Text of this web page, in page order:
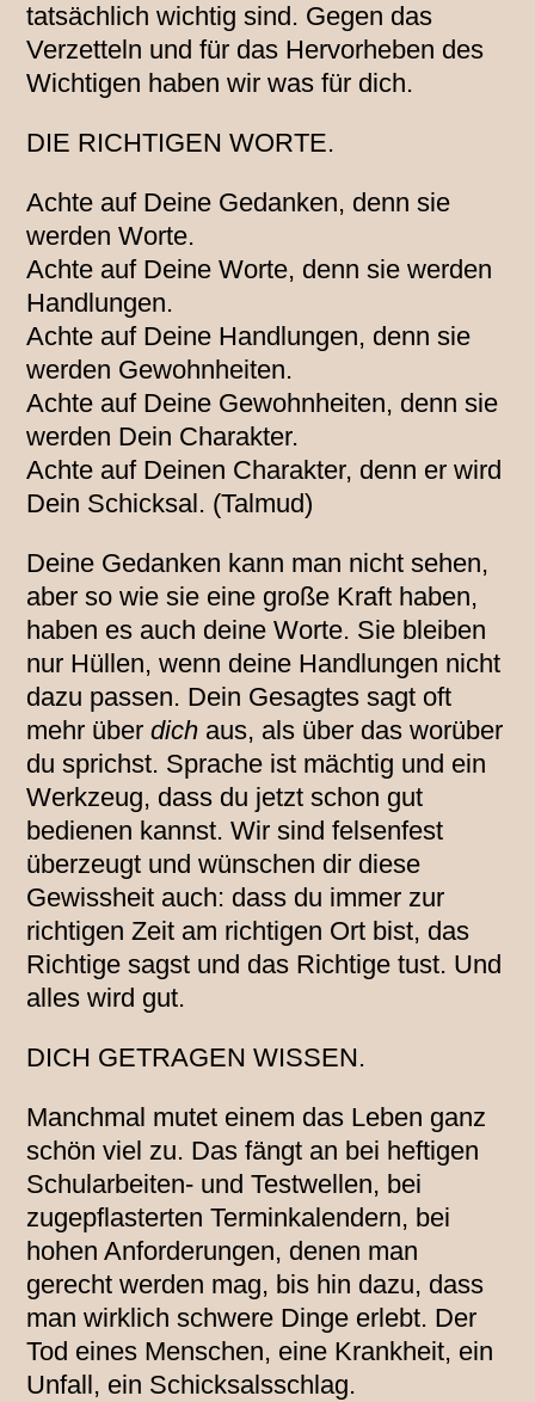
tatsächlich wichtig sind. Gegen das
Verzetteln und für das Hervorheben des
Wichtigen haben wir was für dich.
DIE RICHTIGEN WORTE.
Achte auf Deine Gedanken, denn sie
werden Worte.
Achte auf Deine Worte, denn sie werden
Handlungen.
Achte auf Deine Handlungen, denn sie
werden Gewohnheiten.
Achte auf Deine Gewohnheiten, denn sie
werden Dein Charakter.
Achte auf Deinen Charakter, denn er wird
Dein Schicksal. (Talmud)
Deine Gedanken kann man nicht sehen,
aber so wie sie eine große Kraft haben,
haben es auch deine Worte. Sie bleiben
nur Hüllen, wenn deine Handlungen nicht
dazu passen. Dein Gesagtes sagt oft
mehr überdich aus, als über das worüber
du sprichst. Sprache ist mächtig und ein
Werkzeug, dass du jetzt schon gut
bedienen kannst. Wir sind felsenfest
überzeugt und wünschen dir diese
Gewissheit auch: dass du immer zur
richtigen Zeit am richtigen Ort bist, das
Richtige sagst und das Richtige tust. Und
alles wird gut.
DICH GETRAGEN WISSEN.
Manchmal mutet einem das Leben ganz
schön viel zu. Das fängt an bei heftigen
Schularbeiten- und Testwellen, bei
zugepflasterten Terminkalendern, bei
hohen Anforderungen, denen man
gerecht werden mag, bis hin dazu, dass
man wirklich schwere Dinge erlebt. Der
Tod eines Menschen, eine Krankheit, ein
Unfall, ein Schicksalsschlag.